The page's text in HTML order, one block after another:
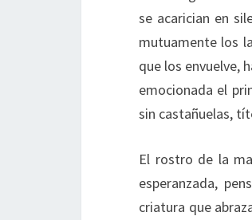
se acarician en
mutuamente los
que los envuelve,
emocionada el
sin castañuelas,
El rostro de la
esperanzada,
criatura que